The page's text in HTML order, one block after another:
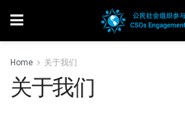
Home 关于我们
关于我们